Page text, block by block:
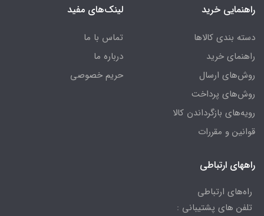
راهنمایی خرید
دسته بندی کالاها
راهنمای خرید
روش‌های ارسال
روش‌های پرداخت
رویه‌های بازگرداندن کالا
قوانین و مقررات
لینک‌های مفید
تماس با ما
درباره ما
حریم خصوصی
راههای ارتباطی
راه‌های ارتباطی
تلفن های پشتیبانی :